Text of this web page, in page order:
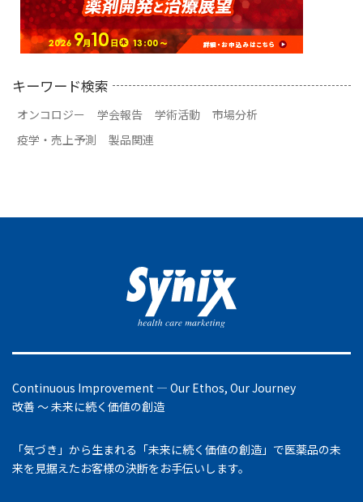
キーワード検索
オンコロジー 学会報告 学術活動
市場分析
疫学・売上予測
製品関連
Continuous Improvement ― Our Ethos, Our Journey
改善 ～ 未来に続く価値の創造
「気づき」から生まれる「未来に続く価値の創造」で医薬品の未
来を見据えたお客様の決断をお手伝いします。